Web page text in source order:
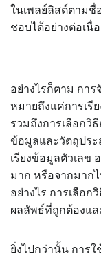
ในเพลย์ลิสต์ตามชื่
ชอบได้อย่างต่อเนื่
อย่างไรก็ตาม กา
หมายถึงแค่การเรี
รวมถึงการเลือกวิ
ข้อมูลและวัตถุประ
เรียงข้อมูลตัวเลข
มาก หรือจากมาก
อย่างไร การเลือก
ผลลัพธ์ที่ถูกต้องแล
ยิ่งไปกว่านั้น การ